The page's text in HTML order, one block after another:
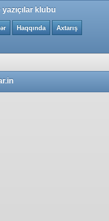
klubu
Haqqında Axtarış